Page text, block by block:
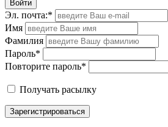
Войти
Эл. почта:*
Имя
Фамилия
Пароль*
Повторите пароль*
Получать расылку
Зарегистрироваться